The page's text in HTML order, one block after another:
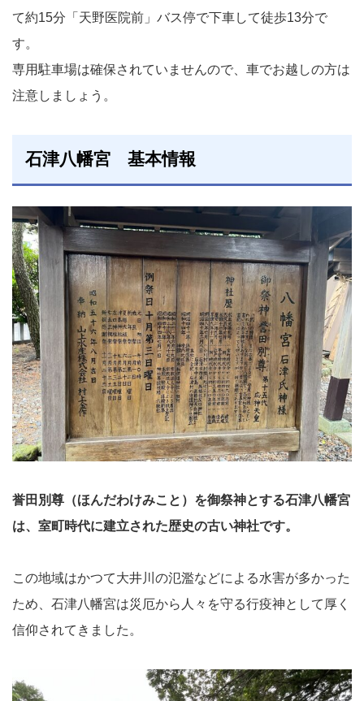
て約15分「天野医院前」バス停で下車して徒歩13分で
す。
専用駐車場は確保されていませんので、車でお越しの方は
注意しましょう。
石津八幡宮 基本情報
誉田別尊（ほんだわけみこと）を御祭神とする石津八幡宮
は、室町時代に建立された歴史の古い神社です。
この地域はかつて大井川の氾濫などによる水害が多かった
ため、石津八幡宮は災厄から人々を守る行疫神として厚く
信仰されてきました。